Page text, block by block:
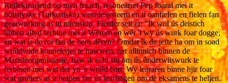
Reflektearjend op myn fraach, resonearret Pep foaral mei it
holistyske (Turkoaiske) weardesysteem en it oanfielen en fielen fan
gearwurking as in mienskip. Fierder seit er: "Ik wol ús deistich
libben altyd ferbine mei it Wêrom en wêr 't wy ús wurk foar dogge;
en wat is de rol fan de bern dêryn? Omdat ik de jefte ha om in soad
wrâldwide konneksjes te hawwen, net allinnich binnen de
Maristeorganisaasje, haw ik echt sin om ús ûnderwiiswurk te
ferbinen mei wat der yn 'e wrâld bart. Wy leararen binne hjir foar
wat grutters as it helpen fan ús learlingen om de eksamens te heljen.